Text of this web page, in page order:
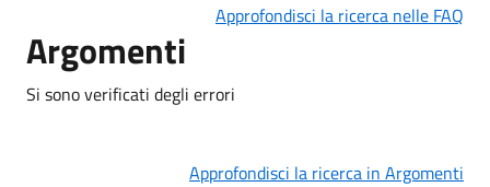
Approfondisci la ricerca nelle FAQ
Argomenti
Si sono verificati degli errori
Approfondisci la ricerca in Argomenti